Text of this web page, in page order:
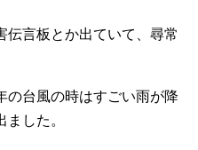
伝言板とか出ていて、尋常
の台風の時はすごい雨が降
した。